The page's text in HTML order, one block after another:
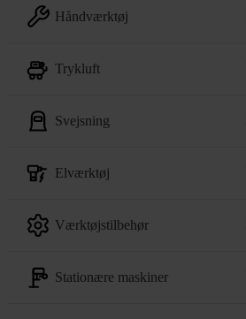
håndværktøj
trykluft
svejsning
elværktøj
værktøjstilbehør
stationære maskiner